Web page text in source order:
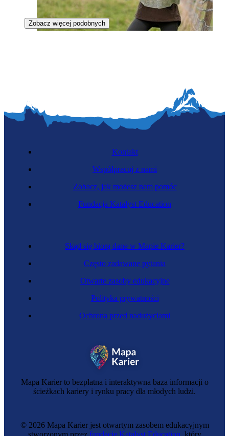
Operatorka CAD
Zobacz więcej podobnych
Mapa Karier to bezpłatna i interaktywna baza informacji o
ścieżkach kariery i rynku pracy dla młodych ludzi.
Skąd się biorą dane w Mapie Karier?
Często zadawane pytania
Otwarte zasoby edukacyjne
Polityka prywatności
Ochrona przed nadużyciami
Kontakt
Współpracuj z nami
Zobacz, jak możesz nam pomóc
Fundacja Katalyst Education
© 2026 Mapa Karier jest otwartym zasobem edukacyjnym